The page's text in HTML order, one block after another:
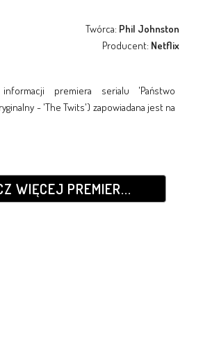
Twórca: Phil Johnston
Producent: Netflix
premiera serialu 'Państwo
- 'The Twits') zapowiadana jest na
WIĘCEJ PREMIER...